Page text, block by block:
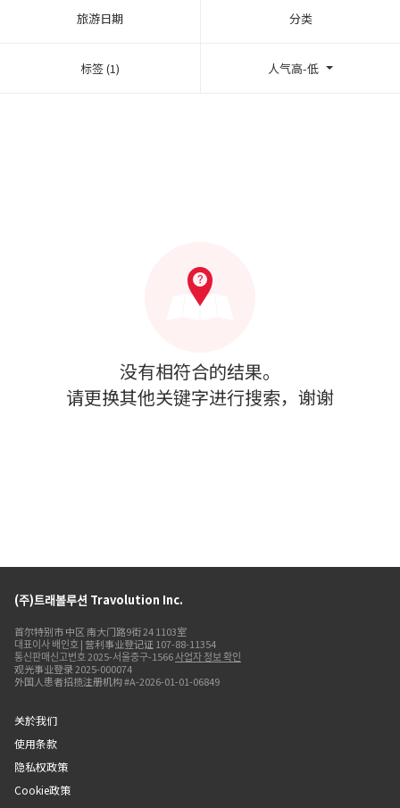
旅游日期 分类
标签 (1) 人气高-低
没有相符合的结果。
请更换其他关键字进行搜索，谢谢
(주)트래볼루션 Travolution Inc.
首尔特别市 中区 南大门路9街 24 1103室
대표이사 배인호 | 营利事业登记证 107-88-11354
통신판매신고번호 2025-서울중구-1566사업자 정보 확인
观光事业登录 2025-000074
外国人患者招揽注册机构 #A-2026-01-01-06849
关於我们
使用条款
隐私权政策
Cookie政策